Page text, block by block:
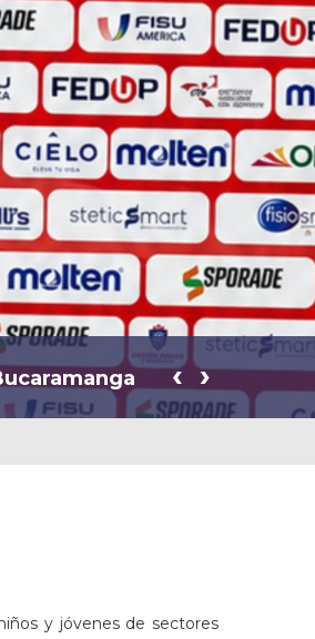
›
‹
y jóvenes de sectores